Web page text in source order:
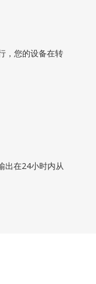
，您的设备在转
出在24小时内从